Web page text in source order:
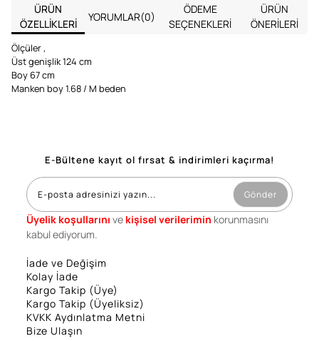
ÜRÜN
ÖZELLIKLERI
YORUMLAR(0)
ÖDEME
SEÇENEKLERI
ÜRÜN
ÖNERILERI
Ölçüler ,
Üst genişlik 124 cm
Boy 67 cm
Manken boy 1.68 / M beden
E-Bültene kayıt ol fırsat & indirimleri kaçırma!
Gönder
Üyelik koşullarını ve kişisel verilerimin korunmasını
kabul ediyorum.
İade ve Değişim
Kolay İade
Kargo Takip (Üye)
Kargo Takip (Üyeliksiz)
KVKK Aydınlatma Metni
Bize Ulaşın